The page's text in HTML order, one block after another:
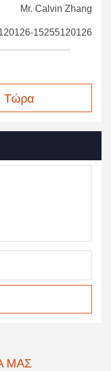
Mr. Calvin Zhang
15255120126
Τώρα
ΜΑΣ